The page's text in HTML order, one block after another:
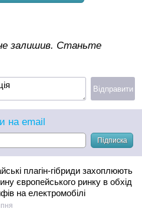
залишив. Станьте
Відправити
на email
Підписка
плагін-гібриди захоплюють
європейського ринку в обхід
на електромобілі